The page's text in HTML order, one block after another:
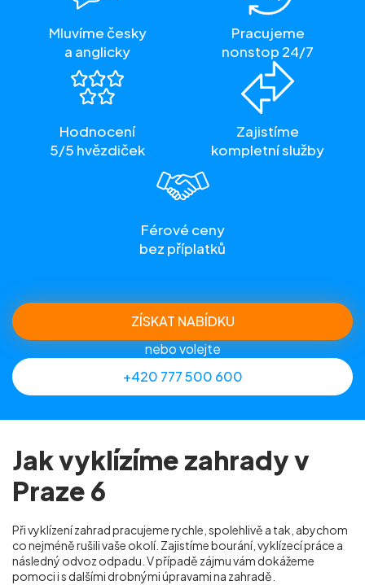
Mluvíme česky
a anglicky
Pracujeme
nonstop 24/7
Hodnocení
5/5 hvězdiček
Zajistíme
kompletní služby
Férové ceny
bez příplatků
ZÍSKAT NABÍDKU
nebo volejte
+420 777 500 600
Jak vyklízíme zahrady v
Praze 6
Při vyklízení zahrad pracujeme rychle, spolehlivě a tak, abychom
co nejméně rušili vaše okolí. Zajistíme bourání, vyklízecí práce a
následný odvoz odpadu. V případě zájmu vám dokážeme
pomoci i s dalšími drobnými úpravami na zahradě.